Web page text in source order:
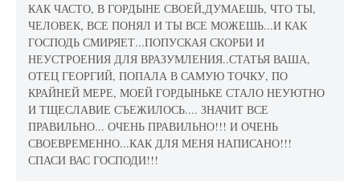
КАК ЧАСТО, В ГОРДЫНЕ СВОЕЙ,ДУМАЕШЬ, ЧТО ТЫ,
ЧЕЛОВЕК, ВСЕ ПОНЯЛ И ТЫ ВСЕ МОЖЕШЬ...И КАК
ГОСПОДЬ СМИРЯЕТ...ПОПУСКАЯ СКОРБИ И
НЕУСТРОЕНИЯ ДЛЯ ВРАЗУМЛЕНИЯ..СТАТЬЯ ВАША,
ОТЕЦ ГЕОРГИЙ, ПОПАЛА В САМУЮ ТОЧКУ, ПО
КРАЙНЕЙ МЕРЕ, МОЕЙ ГОРДЫНЬКЕ СТАЛО НЕУЮТНО
И ТЩЕСЛАВИЕ СЪЕЖИЛОСЬ.... ЗНАЧИТ ВСЕ
ПРАВИЛЬНО... ОЧЕНЬ ПРАВИЛЬНО!!! И ОЧЕНЬ
СВОЕВРЕМЕННО...КАК ДЛЯ МЕНЯ НАПИСАНО!!!
СПАСИ ВАС ГОСПОДИ!!!